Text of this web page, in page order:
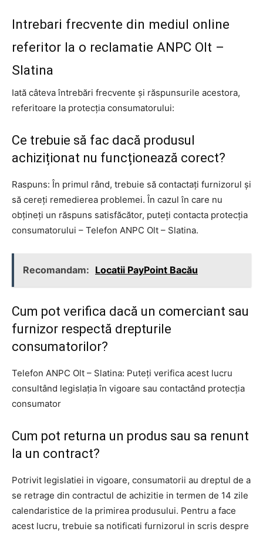
Intrebari frecvente din mediul online
referitor la o reclamatie ANPC Olt –
Slatina
Iată câteva întrebări frecvente și răspunsurile acestora,
referitoare la protecția consumatorului:
Ce trebuie să fac dacă produsul
achiziționat nu funcționează corect?
Raspuns: În primul rând, trebuie să contactați furnizorul și
să cereți remedierea problemei. În cazul în care nu
obțineți un răspuns satisfăcător, puteți contacta protecția
consumatorului – Telefon ANPC Olt – Slatina.
Recomandam: Locatii PayPoint Bacău
Cum pot verifica dacă un comerciant sau
furnizor respectă drepturile
consumatorilor?
Telefon ANPC Olt – Slatina: Puteți verifica acest lucru
consultând legislația în vigoare sau contactând protecția
consumator
Cum pot returna un produs sau sa renunt
la un contract?
Potrivit legislatiei in vigoare, consumatorii au dreptul de a
se retrage din contractul de achizitie in termen de 14 zile
calendaristice de la primirea produsului. Pentru a face
acest lucru, trebuie sa notificati furnizorul in scris despre